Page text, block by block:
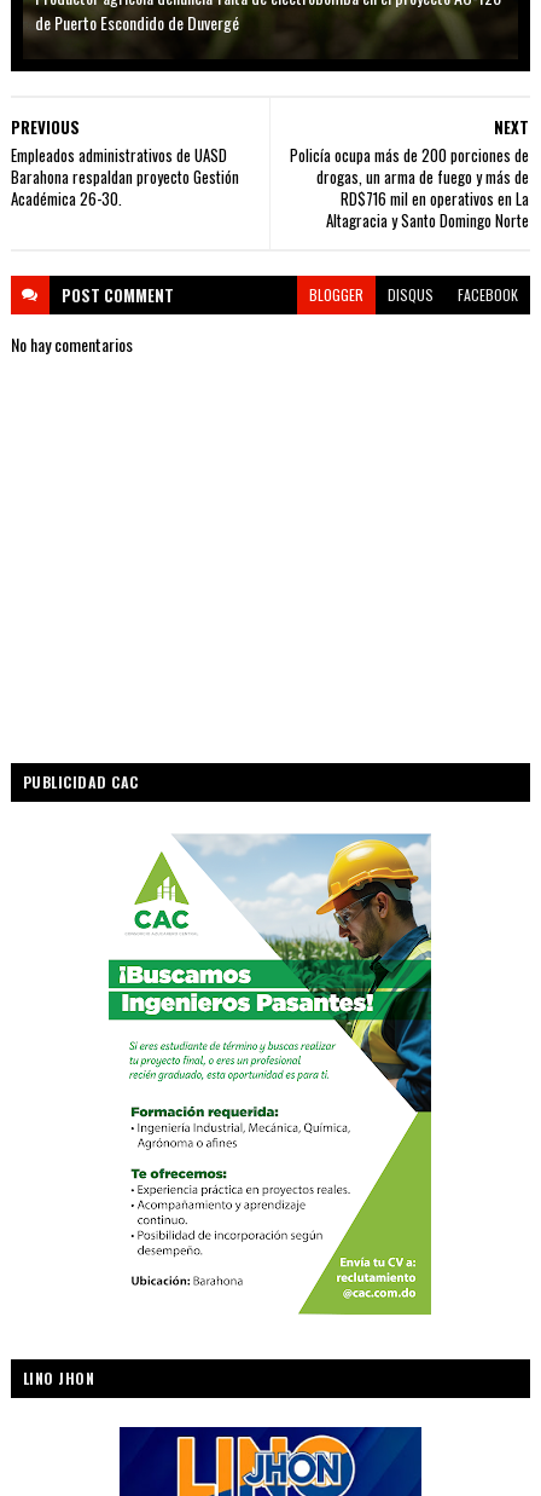
de Puerto Escondido de Duvergé
NEXT
Policía ocupa más de 200 porciones de
drogas, un arma de fuego y más de
RD$716 mil en operativos en La
Altagracia y Santo Domingo Norte
PREVIOUS
Empleados administrativos de UASD
Barahona respaldan proyecto Gestión
Académica 26-30.
POST COMMENT BLOGGER DISQUS FACEBOOK
No hay comentarios
PUBLICIDAD CAC
LINO JHON